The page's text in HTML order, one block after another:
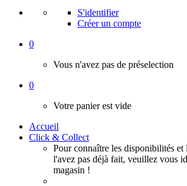
S'identifier
Créer un compte
0
Vous n'avez pas de préselection
0
Votre panier est vide
Accueil
Click & Collect
Pour connaître les disponibilités et
l'avez pas déjà fait, veuillez vous
magasin !